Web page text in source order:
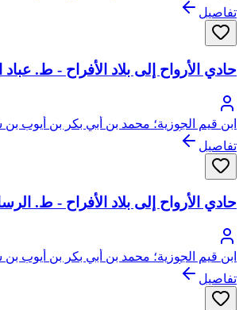
تفاصيل
حادي الأرواح إلى بلاد الأفراح - ط.
ابن قيم الجوزية؛ محمد بن أبي بكر بن أيوب
الدمشقي، أبو عبد الله، شمس الدين
تفاصيل
حادي الأرواح إلى بلاد الأفراح - ط.
ابن قيم الجوزية؛ محمد بن أبي بكر بن أيوب
الدمشقي، أبو عبد الله، شمس الدين
تفاصيل